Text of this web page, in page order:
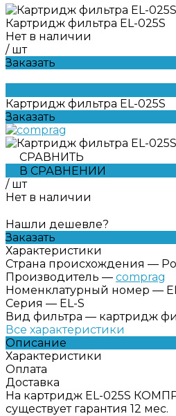
Картридж фильтра EL-025S
Нет в наличии
/ шт
Заказать
Картридж фильтра EL-025S
Заказать
СРАВНИТЬ
В СРАВНЕНИИ
/ шт
Нет в наличии
Нашли дешевле?
Заказать
Характеристики
Страна происхождения —
Производитель — comprag
Номенклатурный номер —
Серия — EL-S
Вид фильтра — картридж
Все характеристики
Описание
Характеристики
Оплата
Доставка
На картридж EL-025S
существует гарантия 12 мес.